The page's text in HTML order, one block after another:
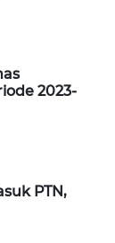
2023-
PTN,